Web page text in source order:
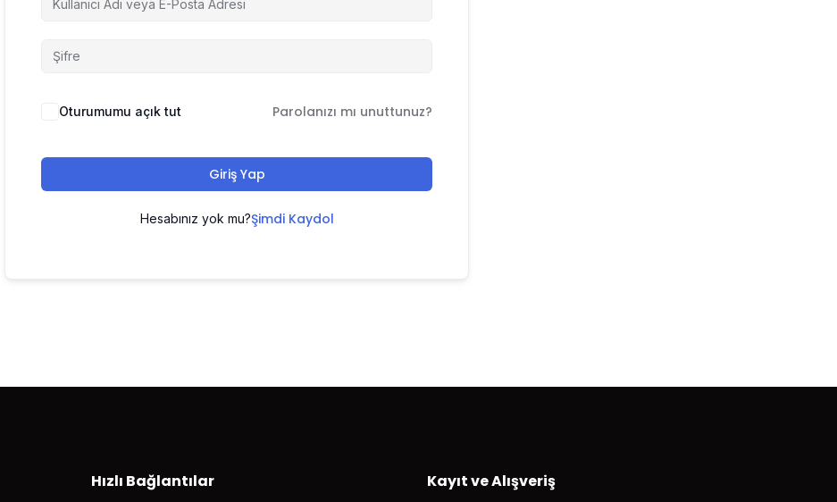
Oturumumu açık tut Parolanızı mı unuttunuz?
Giriş Yap
Hesabınız yok mu?Şimdi Kaydol
Hızlı Bağlantılar Kayıt ve Alışveriş